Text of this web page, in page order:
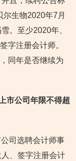
生物2020年7月
。至少2020年、
字注册会计师。
同年是否继续为
市公司年限不得超
司选聘会计师事
、签字注册会计